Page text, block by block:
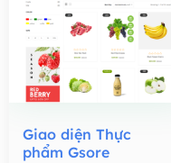
Giao diện Thực
phẩm Gsore